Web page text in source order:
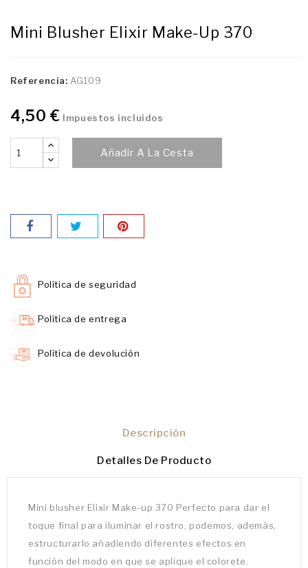
Mini Blusher Elixir Make-Up 370
Referencia: AG109
4,50 € Impuestos incluidos
Añadir A La Cesta
Política de seguridad
Política de entrega
Política de devolución
Descripción
Detalles De Producto
Mini blusher Elixir Make-up 370 Perfecto para dar el
toque final para iluminar el rostro, podemos, además,
estructurarlo añadiendo diferentes efectos en
función del modo en que se aplique el colorete.